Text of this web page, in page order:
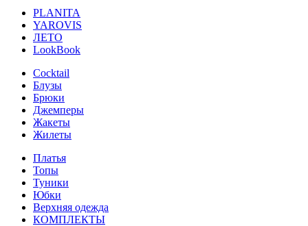
PLANITA
YAROVIS
ЛЕТО
LookBook
Cocktail
Блузы
Брюки
Джемперы
Жакеты
Жилеты
Платья
Топы
Туники
Юбки
Верхняя одежда
КОМПЛЕКТЫ